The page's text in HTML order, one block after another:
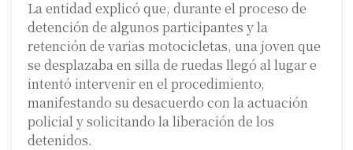
La entidad explicó que, durante el proceso de
detención de algunos participantes y la
retención de varias motocicletas, una joven que
se desplazaba en silla de ruedas llegó al lugar e
intentó intervenir en el procedimiento,
manifestando su desacuerdo con la actuación
policial y solicitando la liberación de los
detenidos.